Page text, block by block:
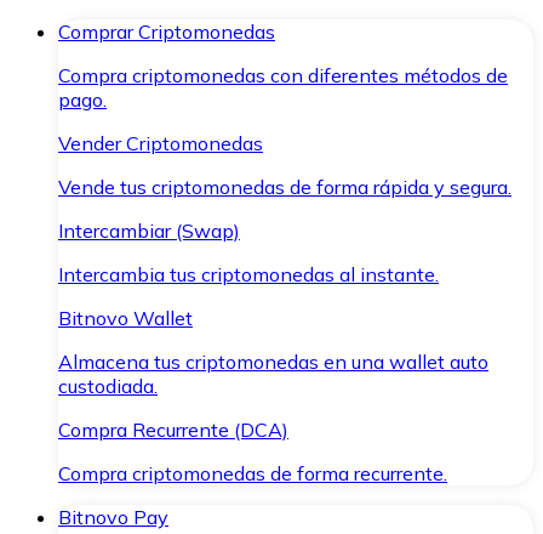
Comprar Criptomonedas
Compra criptomonedas con diferentes métodos de
pago.
Vender Criptomonedas
Vende tus criptomonedas de forma rápida y segura.
Intercambiar (Swap)
Intercambia tus criptomonedas al instante.
Bitnovo Wallet
Almacena tus criptomonedas en una wallet auto
custodiada.
Compra Recurrente (DCA)
Compra criptomonedas de forma recurrente.
Bitnovo Pay